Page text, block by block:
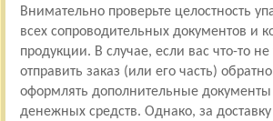
Внимательно проверьте целостность
всех сопроводительных документов и
продукции. В случае, если вас что-то
отправить заказ (или его часть)
оформлять дополнительные документы
денежных средств. Однако, за